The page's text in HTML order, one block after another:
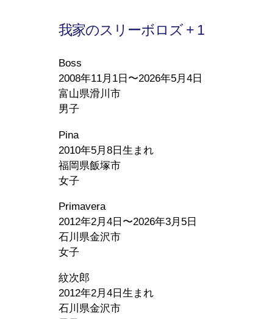
我家のスリーボロズ + 1
Boss
2008年11月1日〜2026年5月4日
富山県滑川市
男子
Pina
2010年5月8日生まれ
福岡県飯塚市
女子
Primavera
2012年2月4日〜2026年3月5日
石川県金沢市
女子
紋次郎
2012年2月4日生まれ
石川県金沢市